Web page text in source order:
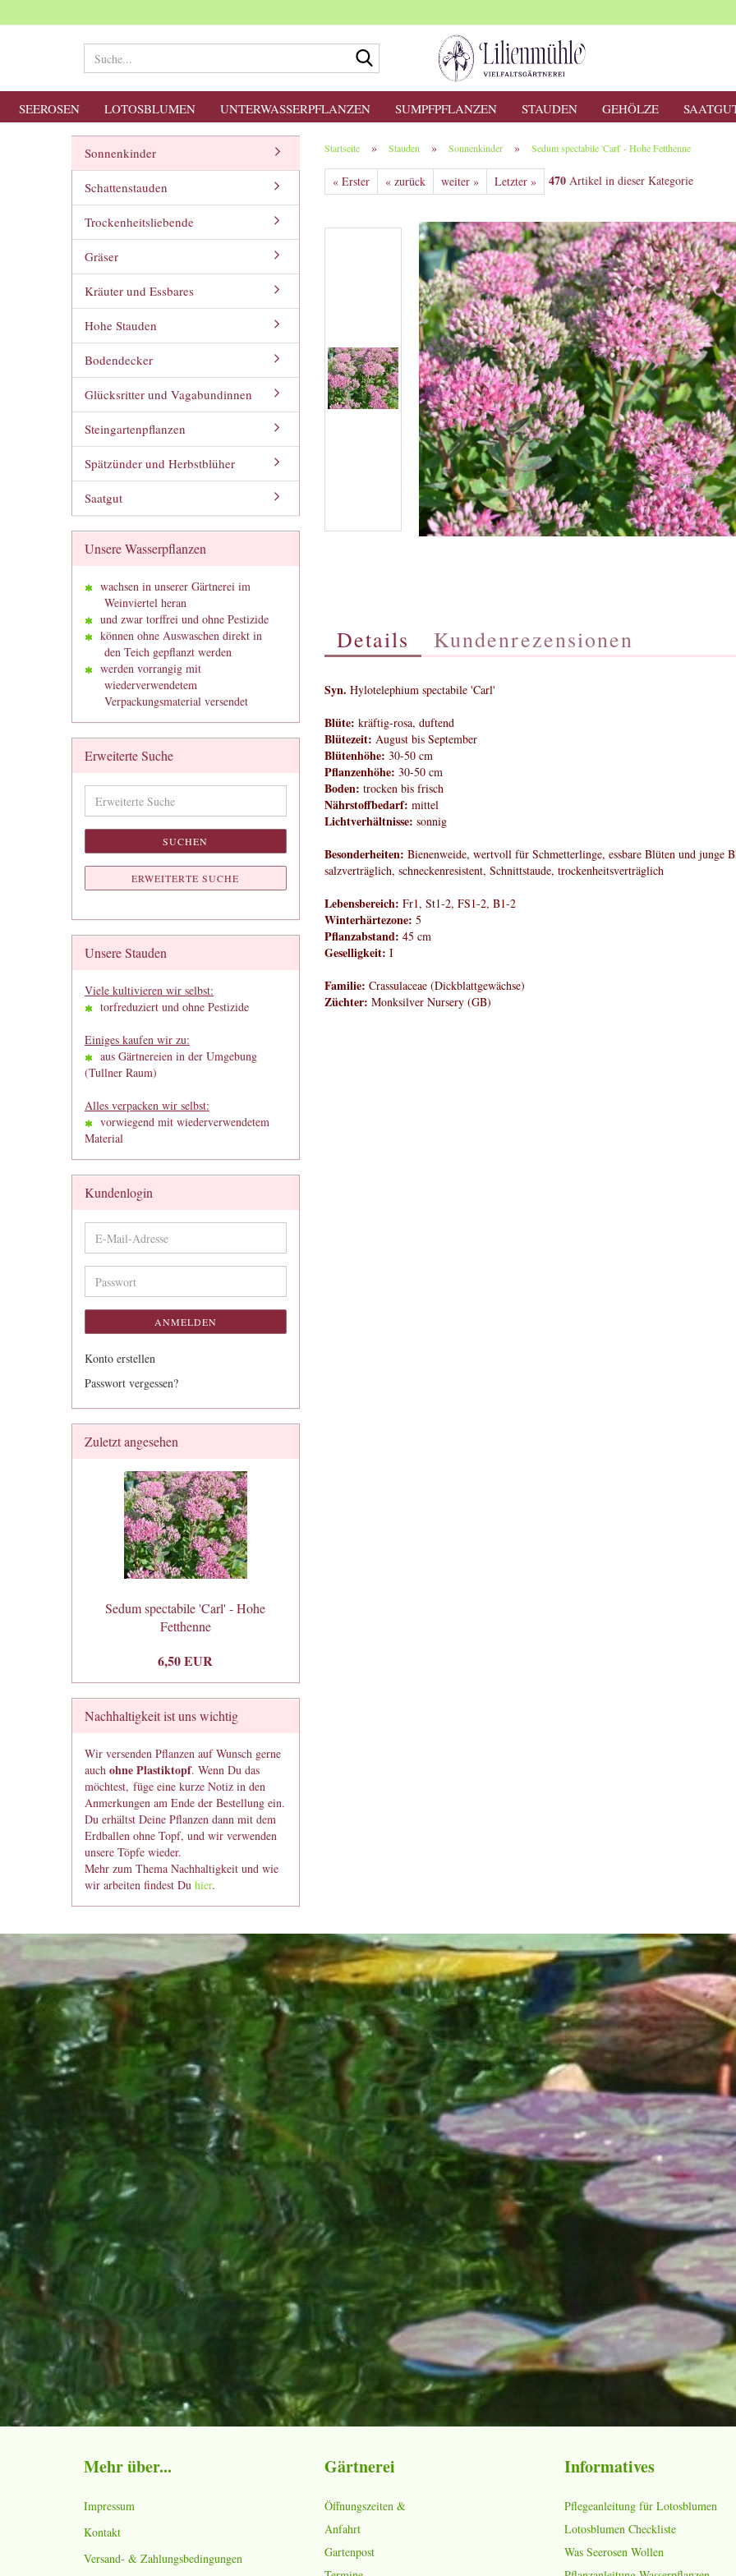
SEEROSEN LOTOSBLUMEN UNTERWASSERPFLANZEN SUMPFPFLANZEN STAUDEN GEHÖLZE
Startseite » Stauden » Sonnenkinder » Sedum spectabile 'Carl' - Hohe Fetthenne
« Erster « zurück weiter » Letzter » 470Artikel in dieser Kategorie
Details Kundenrezensionen
Syn. Hylotelephium spectabile 'Carl'
Blüte: kräftig-rosa, duftend
Blütezeit: August bis September
Blütenhöhe: 30-50 cm
Pflanzenhöhe: 30-50 cm
Boden: trocken bis frisch
Nährstoffbedarf: mittel
Lichtverhältnisse: sonnig
Besonderheiten: Bienenweide, wertvoll für Schmetterlinge, essbare Blüten und junge
salzverträglich, schneckenresistent, Schnittstaude, trockenheitsverträglich
Lebensbereich: Fr1, St1-2, FS1-2, B1-2
Winterhärtezone: 5
Pflanzabstand: 45 cm
Geselligkeit: I
Familie: Crassulaceae (Dickblattgewächse)
Züchter: Monksilver Nursery (GB)
Sonnenkinder
Schattenstauden
Trockenheitsliebende
Gräser
Kräuter und Essbares
Hohe Stauden
Bodendecker
Glücksritter und Vagabundinnen
Steingartenpflanzen
Spätzünder und Herbstblüher
Saatgut
Unsere Wasserpflanzen
wachsen in unserer Gärtnerei im
Weinviertel heran
und zwar torffrei und ohne Pestizide
können ohne Auswaschen direkt in
den Teich gepflanzt werden
werden vorrangig mit
wiederverwendetem
Verpackungsmaterial versendet
Erweiterte Suche
Suche
SUCHEN
ERWEITERTE SUCHE
Unsere Stauden
Viele kultivieren wir selbst:
torfreduziert und ohne Pestizide
Einiges kaufen wir zu:
aus Gärtnereien in der Umgebung
(Tullner Raum)
Alles verpacken wir selbst:
vorwiegend mit wiederverwendetem
Material
Kundenlogin
E-
Mail-
Adresse
Passwort
ANMELDEN
Konto erstellen
Passwort vergessen?
Zuletzt angesehen
Sedum spectabile 'Carl' - Hohe
Fetthenne
6,50 EUR
Nachhaltigkeit ist uns wichtig
Wir versenden Pflanzen auf Wunsch gerne
auch ohne Plastiktopf. Wenn Du das
möchtest, füge eine kurze Notiz in den
Anmerkungen am Ende der Bestellung ein.
Du erhältst Deine Pflanzen dann mit dem
Erdballen ohne Topf, und wir verwenden
unsere Töpfe wieder.
Mehr zum Thema Nachhaltigkeit und wie
wir arbeiten findest Du hier.
Mehr über...
Impressum
Kontakt
Versand- & Zahlungsbedingungen
Gärtnerei
Öffnungszeiten &
Anfahrt
Gartenpost
Informatives
Pflegeanleitung für Lotosblumen
Lotosblumen Checkliste
Was Seerosen Wollen